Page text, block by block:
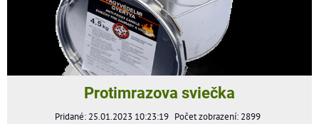
Protimrazova sviečka
Pridané: 25.01.2023 10:23:19 Počet zobrazení: 2899